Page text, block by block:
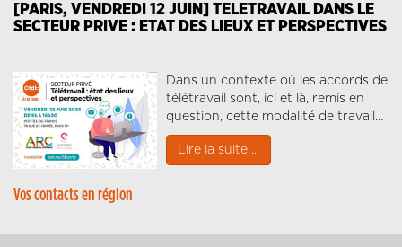
[PARIS, VENDREDI 12 JUIN] TELETRAVAIL DANS LE
SECTEUR PRIVE : ETAT DES LIEUX ET PERSPECTIVES
Dans un contexte où les accords de
télétravail sont, ici et là, remis en
question, cette modalité de travail…
Lire la suite ...
Vos contacts en région